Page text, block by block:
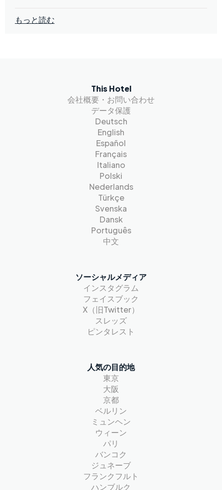
もっと読む
This Hotel
会社概要・お問い合わせ
データ保護
Deutsch
English
Español
Français
Italiano
Polski
Nederlands
Türkçe
Svenska
Dansk
Português
中文
ソーシャルメディア
インスタグラム
フェイスブック
X（旧Twitter）
スレッズ
ピンタレスト
人気の目的地
東京
大阪
京都
ベルリン
ミュンヘン
ウィーン
パリ
バンコク
ジュネーブ
フランクフルト
ハンブルク